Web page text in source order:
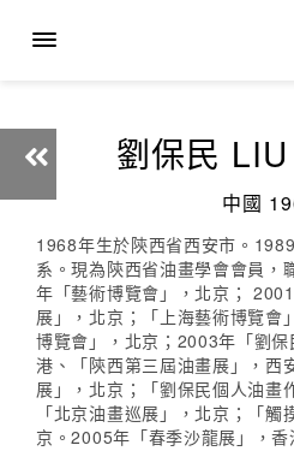
劉保民
中國
1968年生於陝西省西安市。
系。現為陝西省油畫學會會員，
年「藝術博覽會」，北京；
展」，北京；「上海藝術博覽會
博覽會」，北京；2003年「劉
港、「陝西第三屆油畫展」，西
展」，北京；「劉保民個人油畫
「北京油畫巡展」，北京；「
京。2005年「春季沙龍展」，香